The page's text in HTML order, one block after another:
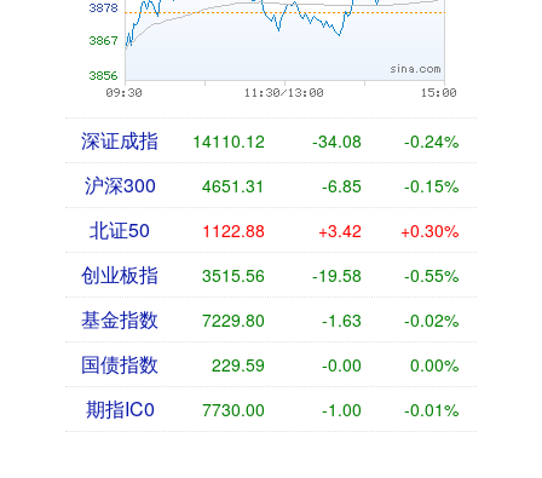
深证成指 14110.12 -34.08 -0.24%
沪深300 4651.31 -6.85 -0.15%
北证50 1122.88 +3.42 +0.30%
创业板指 3515.56 -19.58 -0.55%
基金指数 7229.80 -1.63 -0.02%
国债指数 229.59 -0.00 0.00%
期指IC0 7730.00 -1.00 -0.01%